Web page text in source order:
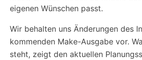
eigenen Wünschen passt.
Wir behalten uns Änderungen des
kommenden Make-Ausgabe vor.
steht, zeigt den aktuellen